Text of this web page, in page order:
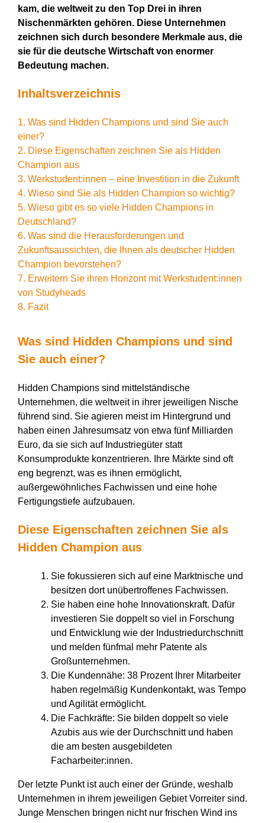
kam, die weltweit zu den Top Drei in ihren
Nischenmärkten gehören. Diese Unternehmen
zeichnen sich durch besondere Merkmale aus, die
sie für die deutsche Wirtschaft von enormer
Bedeutung machen.
Inhaltsverzeichnis
1. Was sind Hidden Champions und sind Sie auch
einer?
2. Diese Eigenschaften zeichnen Sie als Hidden
Champion aus
3. Werkstudent:innen – eine Investition in die Zukunft
4. Wieso sind Sie als Hidden Champion so wichtig?
5. Wieso gibt es so viele Hidden Champions in
Deutschland?
6. Was sind die Herausforderungen und
Zukunftsaussichten, die Ihnen als deutscher Hidden
Champion bevorstehen?
7. Erweitern Sie ihren Horizont mit Werkstudent:innen
von Studyheads
8. Fazit
Was sind Hidden Champions und sind
Sie auch einer?
Hidden Champions sind mittelständische
Unternehmen, die weltweit in ihrer jeweiligen Nische
führend sind. Sie agieren meist im Hintergrund und
haben einen Jahresumsatz von etwa fünf Milliarden
Euro, da sie sich auf Industriegüter statt
Konsumprodukte konzentrieren. Ihre Märkte sind oft
eng begrenzt, was es ihnen ermöglicht,
außergewöhnliches Fachwissen und eine hohe
Fertigungstiefe aufzubauen.
Diese Eigenschaften zeichnen Sie als
Hidden Champion aus
Sie fokussieren sich auf eine Marktnische und
besitzen dort unübertroffenes Fachwissen.
Sie haben eine hohe Innovationskraft. Dafür
investieren Sie doppelt so viel in Forschung
und Entwicklung wie der Industriedurchschnitt
und melden fünfmal mehr Patente als
Großunternehmen.
Die Kundennähe: 38 Prozent Ihrer Mitarbeiter
haben regelmäßig Kundenkontakt, was Tempo
und Agilität ermöglicht.
Die Fachkräfte: Sie bilden doppelt so viele
Azubis aus wie der Durchschnitt und haben
die am besten ausgebildeten
Facharbeiter:innen.
Der letzte Punkt ist auch einer der Gründe, weshalb
Unternehmen in ihrem jeweiligen Gebiet Vorreiter sind.
Junge Menschen bringen nicht nur frischen Wind ins